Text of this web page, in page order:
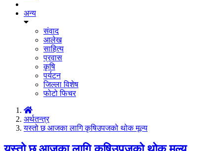
अन्य
संवाद
आलेख
साहित्य
प्रवास
कृषि
पर्यटन
जिल्ला विशेष
फोटो फिचर
अर्थतन्त्र
यस्तो छ आजका लागि कृषिउपजको थोक मूल्य